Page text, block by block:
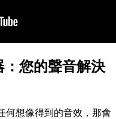
：您的聲音解決
何想像得到的音效，那會